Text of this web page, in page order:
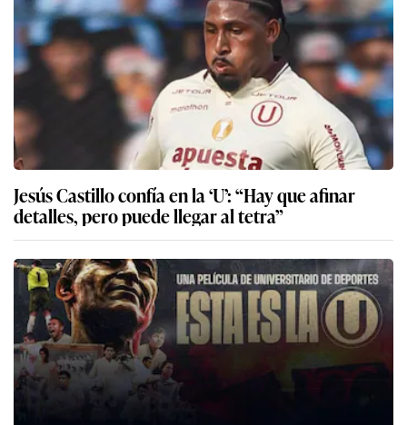
Jesús Castillo confía en la ‘U’: “Hay que afinar
detalles, pero puede llegar al tetra”